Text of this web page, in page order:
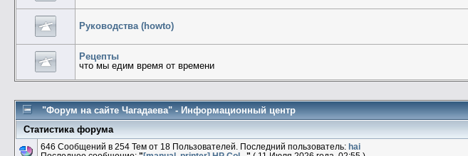
Руководства (howto)
Рецепты
что мы едим время от времени
"Форум на сайте Чагадаева" - Информационный центр
Статистика форума
646 Сообщений в 254 Тем от 18 Пользователей. Последний пользователь: hai